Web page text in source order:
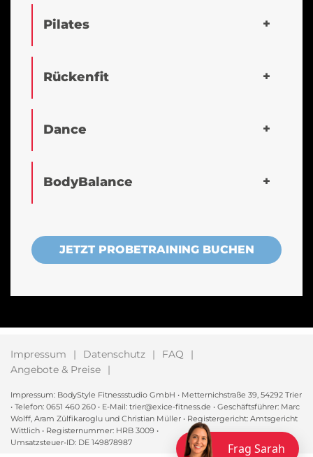
Pilates
Rückenfit
Dance
BodyBalance
JETZT PROBETRAINING BUCHEN
Impressum Datenschutz
FAQ
Angebote & Preise
Impressum: BodyStyle Fitnessstudio GmbH • Metternichstraße 39, 54292 Trier
• Telefon: 0651 460 260 • E-Mail: trier@exice-fitness.de • Geschäftsführer: Marc
Wolff, Aram Zülfikaroglu und Christian Müller • Registergericht: Amtsgericht
Wittlich • Registernummer: HRB 3009 •
Umsatzsteuer-ID: DE 149878987
Frag Sarah